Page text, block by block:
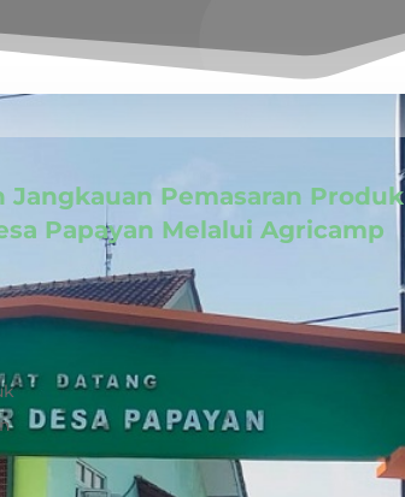
Jangkauan Pemasaran Produk
Papayan Melalui Agricamp